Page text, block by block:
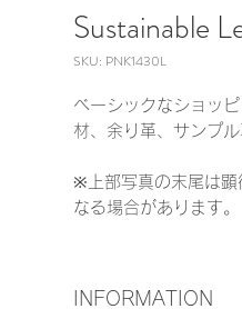
Sustainable
SKU: PNK1430L
ベーシックなショッ
材、余り革、サンプ
※上部写真の末尾は顕
なる場合があります。
INFORMATION